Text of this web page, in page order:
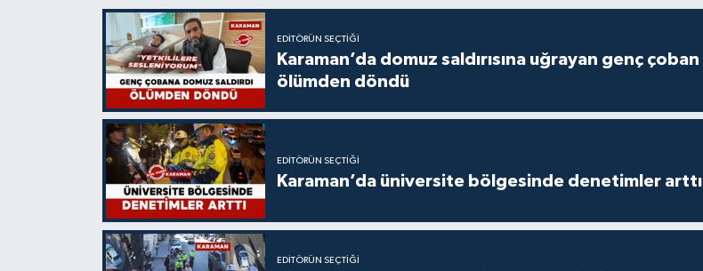
EDITÖRÜN SEÇTIĞI
Karaman’da domuz saldırısına uğrayan genç çoban
ölümden döndü
EDITÖRÜN SEÇTIĞI
Karaman’da üniversite bölgesinde denetimler arttı
EDITÖRÜN SEÇTIĞI